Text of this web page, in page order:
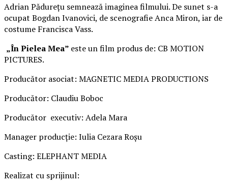
Adrian Pădurețu semnează imaginea filmului. De sunet s-a
ocupat Bogdan Ivanovici, de scenografie Anca Miron, iar de
costume Francisca Vass.
„În Pielea Mea” este un film produs de: CB MOTION
PICTURES.
Producător asociat: MAGNETIC MEDIA PRODUCTIONS
Producător: Claudiu Boboc
Producător executiv: Adela Mara
Manager producție: Iulia Cezara Roșu
Casting: ELEPHANT MEDIA
Realizat cu sprijinul: